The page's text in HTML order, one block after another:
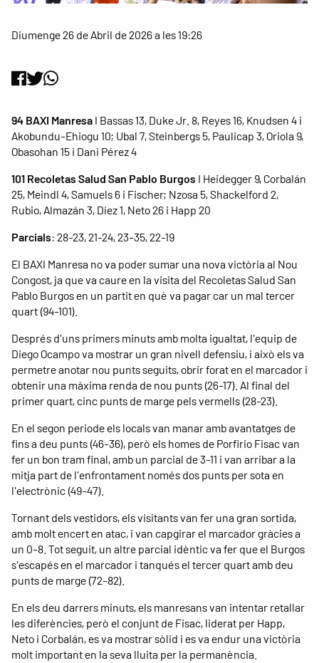
Diumenge 26 de Abril de 2026 a les 19:26
94 BAXI Manresa I Bassas 13, Duke Jr. 8, Reyes 16, Knudsen 4 i
Akobundu-Ehiogu 10; Ubal 7, Steinbergs 5, Paulicap 3, Oriola 9,
Obasohan 15 i Dani Pérez 4
101 Recoletas Salud San Pablo Burgos I Heidegger 9, Corbalán
25, Meindl 4, Samuels 6 i Fischer; Nzosa 5, Shackelford 2,
Rubio, Almazán 3, Díez 1, Neto 26 i Happ 20
Parcials: 28-23, 21-24, 23-35, 22-19
El BAXI Manresa no va poder sumar una nova victòria al Nou
Congost, ja que va caure en la visita del Recoletas Salud San
Pablo Burgos en un partit en què va pagar car un mal tercer
quart (94-101).
Després d'uns primers minuts amb molta igualtat, l'equip de
Diego Ocampo va mostrar un gran nivell defensiu, i això els va
permetre anotar nou punts seguits, obrir forat en el marcador i
obtenir una màxima renda de nou punts (26-17). Al final del
primer quart, cinc punts de marge pels vermells (28-23).
En el segon periode els locals van manar amb avantatges de
fins a deu punts (46-36), però els homes de Porfirio Fisac van
fer un bon tram final, amb un parcial de 3-11 i van arribar a la
mitja part de l'enfrontament només dos punts per sota en
l'electrònic (49-47).
Tornant dels vestidors, els visitants van fer una gran sortida,
amb molt encert en atac, i van capgirar el marcador gràcies a
un 0-8. Tot seguit, un altre parcial idèntic va fer que el Burgos
s'escapés en el marcador i tanqués el tercer quart amb deu
punts de marge (72-82).
En els deu darrers minuts, els manresans van intentar retallar
les diferències, però el conjunt de Fisac, liderat per Happ,
Neto i Corbalán, es va mostrar sòlid i es va endur una victòria
molt important en la seva lluita per la permanència.